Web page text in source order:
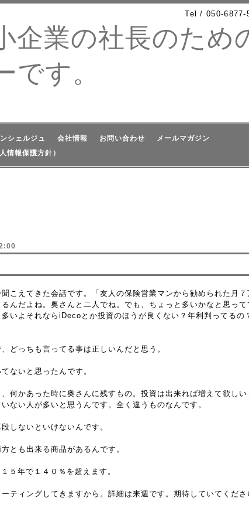
Tel / 050-6877-
企業の社長のため
す。
シェルジュ 会社情報 お問い合わせ
メールマガジン
情報保護方針）
こえてきた会話です。「友人の保険営業マンから勧められた月
んだよね。奥さんと二人でね。でも、ちょっと多いかなと思って
多いよそれならiDecoとか投資のほうが良くない？年利判ってるの
どっちも言ってる事は正しいんだと思う。
ないと思ったんです。
何かあった時に奥さんに残すもの。投資は出来れば増えて欲しい
ない人が多いと思うんです。全く違うものなんです。
しないといけないんです。
とも出来る商品があるんです。
５年で１４０％を超えます。
ティングしてきますから。詳細は来週です。期待していてくださ